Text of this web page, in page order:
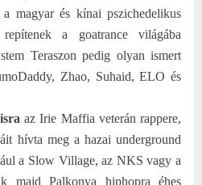
magyar és kínai pszichedelikus
a goatrance világába
Teraszon pedig olyan ismert
Zhao, Suhaid, ELO és
az Irie Maffia veterán rappere,
hívta meg a hazai underground
a Slow Village, az NKS vagy a
majd Palkonya hiphopra éhes